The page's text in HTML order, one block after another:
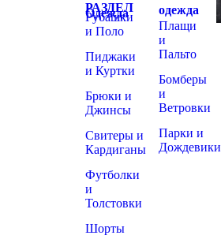
РАЗДЕЛ
Одежда
Рубашки
и Поло
Пиджаки
и Куртки
Брюки и
Джинсы
Свитеры и
Кардиганы
Футболки
и
Толстовки
Шорты
одежда
Плащи
и
Пальто
Бомберы
и
Ветровки
Парки и
Дождевики